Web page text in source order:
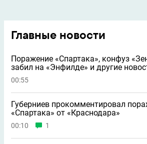
Главные новости
Поражение «Спартака», конфуз
забил на «Энфилде» и другие
00:55
Губерниев прокомментировал
«Спартака» от «Краснодара»
00:10 1